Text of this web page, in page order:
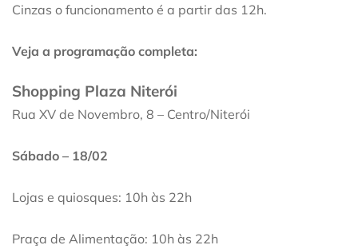
Cinzas o funcionamento é a partir das 12h.
Veja a programação completa:
Shopping Plaza Niterói
Rua XV de Novembro, 8 – Centro/Niterói
Sábado – 18/02
Lojas e quiosques: 10h às 22h
Praça de Alimentação: 10h às 22h